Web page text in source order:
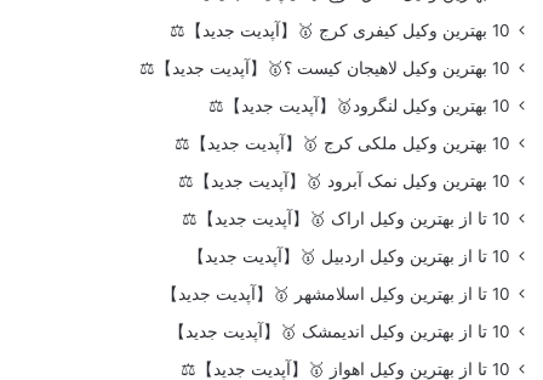
10 بهترین وکیل کیفری کرج 🥇【آپدیت جدید】⚖️
10 بهترین وکیل لاهیجان کیست ؟🥇【آپدیت جدید】⚖️
10 بهترین وکیل لنگرود🥇【آپدیت جدید】⚖️
10 بهترین وکیل ملکی کرج 🥇【آپدیت جدید】⚖️
10 بهترین وکیل نمک آبرود 🥇【آپدیت جدید】⚖️
10 تا از بهترین وکیل اراک 🥇【آپدیت جدید】⚖️
10 تا از بهترین وکیل اردبیل 🥇【آپدیت جدید】
10 تا از بهترین وکیل اسلامشهر 🥇【آپدیت جدید】
10 تا از بهترین وکیل اندیمشک 🥇【آپدیت جدید】
10 تا از بهترین وکیل اهواز 🥇【آپدیت جدید】⚖️